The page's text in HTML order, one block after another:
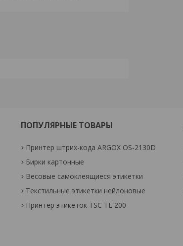
ПОПУЛЯРНЫЕ ТОВАРЫ
Принтер штрих-кода ARGOX OS-2130D
Бирки картонные
Весовые самоклеящиеся этикетки
Текстильные этикетки нейлоновые
Принтер этикеток TSC TE 200